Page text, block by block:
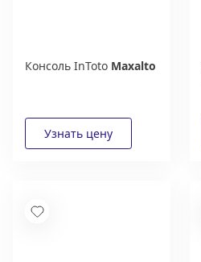
Консоль InToto Maxalto